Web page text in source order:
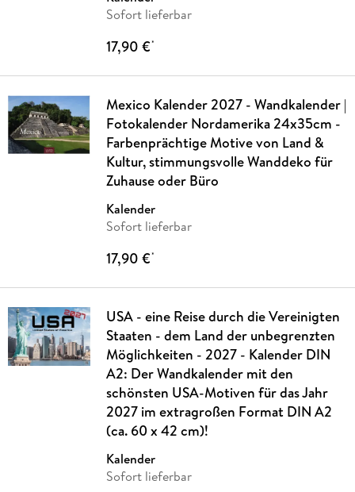
Sofort lieferbar
17,90 €*
Mexico Kalender 2027 - Wandkalender |
Fotokalender Nordamerika 24x35cm -
Farbenprächtige Motive von Land &
Kultur, stimmungsvolle Wanddeko für
Zuhause oder Büro
Kalender
Sofort lieferbar
17,90 €*
USA - eine Reise durch die Vereinigten
Staaten - dem Land der unbegrenzten
Möglichkeiten - 2027 - Kalender DIN
A2: Der Wandkalender mit den
schönsten USA-Motiven für das Jahr
2027 im extragroßen Format DIN A2
(ca. 60 x 42 cm)!
Kalender
Sofort lieferbar